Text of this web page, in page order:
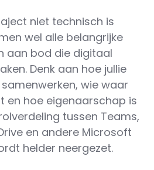
niet technisch is
wel alle belangrijke
aan bod die digitaal
Denk aan hoe jullie
wie waar
en hoe eigenaarschap is
tussen Teams,
en andere Microsoft
helder neergezet.